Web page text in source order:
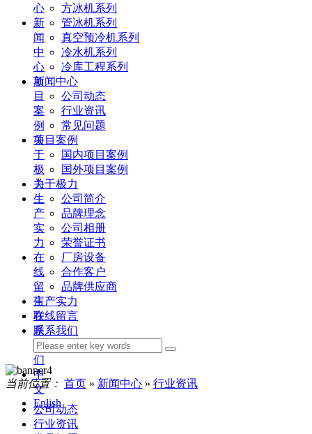
心
新
闻
中
心
项
目
案
例
关
于
极
力
生
产
实
力
在
线
留
言
联
系
我
们
中
文
Enlish
方冰机系列
管冰机系列
真空预冷机系列
冷水机系列
冷库工程系列
新闻中心
公司动态
行业资讯
常见问题
项目案例
国内项目案例
国外项目案例
关于极力
公司简介
品牌理念
公司相册
荣誉证书
厂房设备
合作客户
品牌供应商
生产实力
在线留言
联系我们
当前位置： 首页 » 新闻中心 » 行业资讯
公司动态
行业资讯